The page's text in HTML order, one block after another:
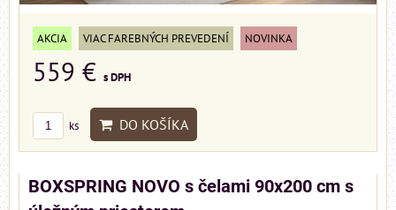
AKCIA VIAC FAREBNÝCH PREVEDENÍ NOVINKA
559 € s DPH
ks DO KOŠÍKA
BOXSPRING NOVO s čelami 90x200 cm s